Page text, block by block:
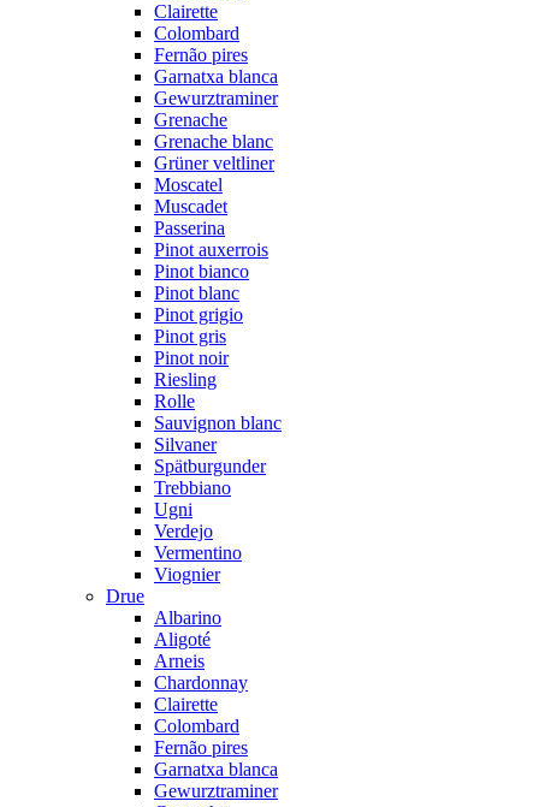
Clairette
Colombard
Fernão pires
Garnatxa blanca
Gewurztraminer
Grenache
Grenache blanc
Grüner veltliner
Moscatel
Muscadet
Passerina
Pinot auxerrois
Pinot bianco
Pinot blanc
Pinot grigio
Pinot gris
Pinot noir
Riesling
Rolle
Sauvignon blanc
Silvaner
Spätburgunder
Trebbiano
Ugni
Verdejo
Vermentino
Viognier
Drue
Albarino
Aligoté
Arneis
Chardonnay
Clairette
Colombard
Fernão pires
Garnatxa blanca
Gewurztraminer